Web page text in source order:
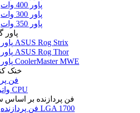
پاور 400 وات
پاور 300 وات
پاور 350 وات
پاور
پاور ASUS Rog Strix
پاور ASUS Rog Thor
پاور CoolerMaster MWE
خنک
فن
واتر کولر CPU
فن پردازنده بر
فن پردازنده LGA 1700